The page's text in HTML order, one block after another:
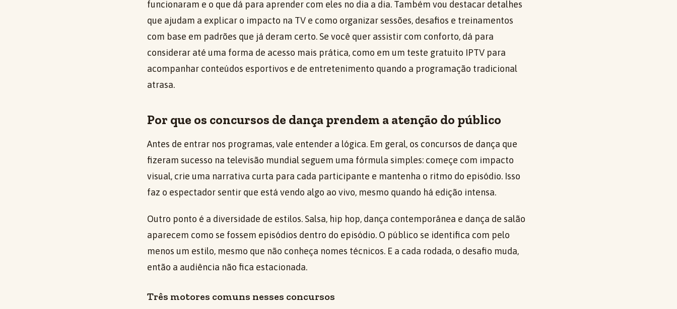
funcionaram e o que dá para aprender com eles no dia a dia. Também vou destacar detalhes
que ajudam a explicar o impacto na TV e como organizar sessões, desafios e treinamentos
com base em padrões que já deram certo. Se você quer assistir com conforto, dá para
considerar até uma forma de acesso mais prática, como em um teste gratuito IPTV para
acompanhar conteúdos esportivos e de entretenimento quando a programação tradicional
atrasa.
Por que os concursos de dança prendem a atenção do público
Antes de entrar nos programas, vale entender a lógica. Em geral, os concursos de dança que
fizeram sucesso na televisão mundial seguem uma fórmula simples: começe com impacto
visual, crie uma narrativa curta para cada participante e mantenha o ritmo do episódio. Isso
faz o espectador sentir que está vendo algo ao vivo, mesmo quando há edição intensa.
Outro ponto é a diversidade de estilos. Salsa, hip hop, dança contemporânea e dança de salão
aparecem como se fossem episódios dentro do episódio. O público se identifica com pelo
menos um estilo, mesmo que não conheça nomes técnicos. E a cada rodada, o desafio muda,
então a audiência não fica estacionada.
Três motores comuns nesses concursos